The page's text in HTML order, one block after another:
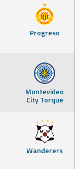
Progreso
Montevideo
City Torque
Wanderers